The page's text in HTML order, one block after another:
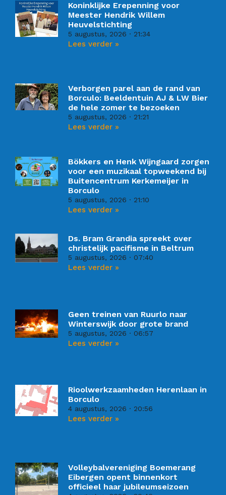
Koninklijke Erepenning voor
Meester Hendrik Willem
Heuvelstichting
5 augustus, 2026 21:34
Lees verder »
Verborgen parel aan de rand van
Borculo: Beeldentuin AJ & LW Bier
de hele zomer te bezoeken
5 augustus, 2026 21:21
Lees verder »
Bökkers en Henk Wijngaard zorgen
voor een muzikaal topweekend bij
Buitencentrum Kerkemeijer in
Borculo
5 augustus, 2026 21:10
Lees verder »
Ds. Bram Grandia spreekt over
christelijk pacifisme in Beltrum
5 augustus, 2026 07:40
Lees verder »
Geen treinen van Ruurlo naar
Winterswijk door grote brand
5 augustus, 2026 06:57
Lees verder »
Rioolwerkzaamheden Herenlaan in
Borculo
4 augustus, 2026 20:56
Lees verder »
Volleybalvereniging Boemerang
Eibergen opent binnenkort
officieel haar jubileumseizoen